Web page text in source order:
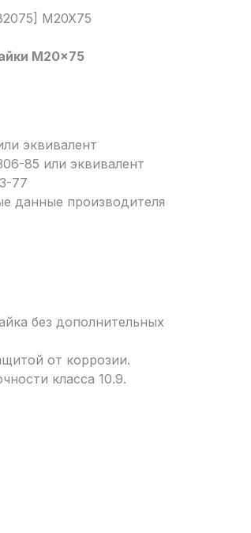
M20X75
M20x75
эквивалент
85 или эквивалент
77
данные производителя
без дополнительных
от коррозии.
класса 10.9.